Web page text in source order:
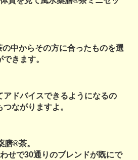
中からその方に合ったものを選
きます。
アドバイスできるようになるの
ながりますよ。
膳®茶。
せで30通りのブレンドが既にで